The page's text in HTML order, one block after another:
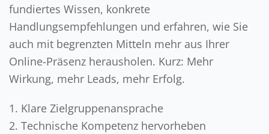
fundiertes Wissen, konkrete
Handlungsempfehlungen und erfahren, wie Sie
auch mit begrenzten Mitteln mehr aus Ihrer
Online-Präsenz herausholen. Kurz: Mehr
Wirkung, mehr Leads, mehr Erfolg.
Klare Zielgruppenansprache
Technische Kompetenz hervorheben